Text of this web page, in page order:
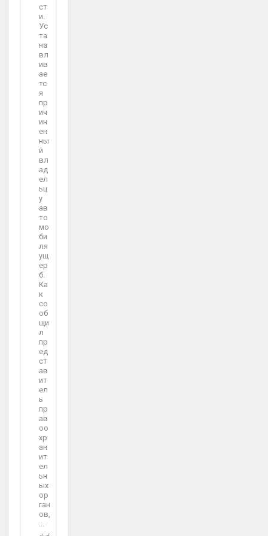
ст
и.
Ус
та
на
вл
ив
ае
тс
я
пр
ич
ин
ен
ны
й
вл
ад
ел
ьц
у
ав
то
мо
би
ля
ущ
ер
б.
Ка
к
со
об
щи
л
пр
ед
ст
ав
ит
ел
ь
пр
ав
оо
хр
ан
ит
ел
ьн
ых
ор
ган
ов,